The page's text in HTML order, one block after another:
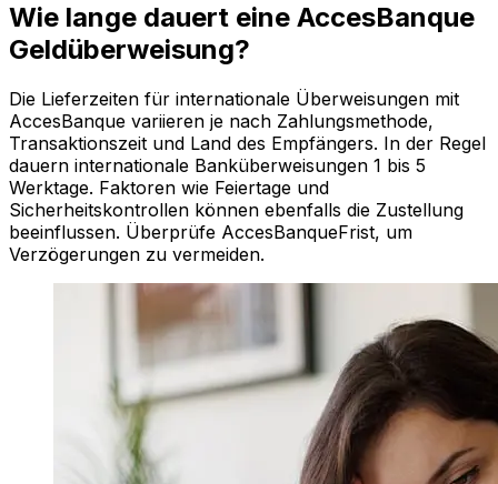
Wie lange dauert eine AccesBanque
Geldüberweisung?
Die Lieferzeiten für internationale Überweisungen mit
AccesBanque variieren je nach Zahlungsmethode,
Transaktionszeit und Land des Empfängers. In der Regel
dauern internationale Banküberweisungen 1 bis 5
Werktage. Faktoren wie Feiertage und
Sicherheitskontrollen können ebenfalls die Zustellung
beeinflussen. Überprüfe AccesBanqueFrist, um
Verzögerungen zu vermeiden.